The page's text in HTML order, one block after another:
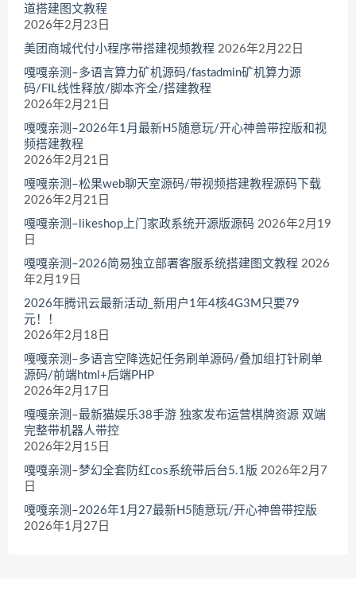
道搭建图文教程
2026年2月23日
美团商城代付小程序带搭建视频教程 2026年2月22日
嘎嘎亲测–多语言算力矿机源码/fastadmin矿机算力源
码/FIL线性释放/脚本齐全/搭建教程
2026年2月21日
嘎嘎亲测–2026年1月最新H5随意玩/开心神兽带控版和视
频搭建教程
2026年2月21日
嘎嘎亲测–松果web聊天室源码/带视频搭建教程源码下载
2026年2月21日
嘎嘎亲测–likeshop上门家政系统开源版源码 2026年2月19
日
嘎嘎亲测–2026简易独立部署客服系统搭建图文教程 2026
年2月19日
2026年腾讯云最新活动_新用户1年4核4G3M只要79
元！！
2026年2月18日
嘎嘎亲测–多语言空降选妃任务刷单源码/叠加组打针刷单
源码/前端html+后端PHP
2026年2月17日
嘎嘎亲测–最新猫娱乐38手游 独家发布运营棋牌资源 双端
完整带机器人带控
2026年2月15日
嘎嘎亲测–梦幻全套防红cos系统带后台5.1版 2026年2月7
日
嘎嘎亲测–2026年1月27最新H5随意玩/开心神兽带控版
2026年1月27日